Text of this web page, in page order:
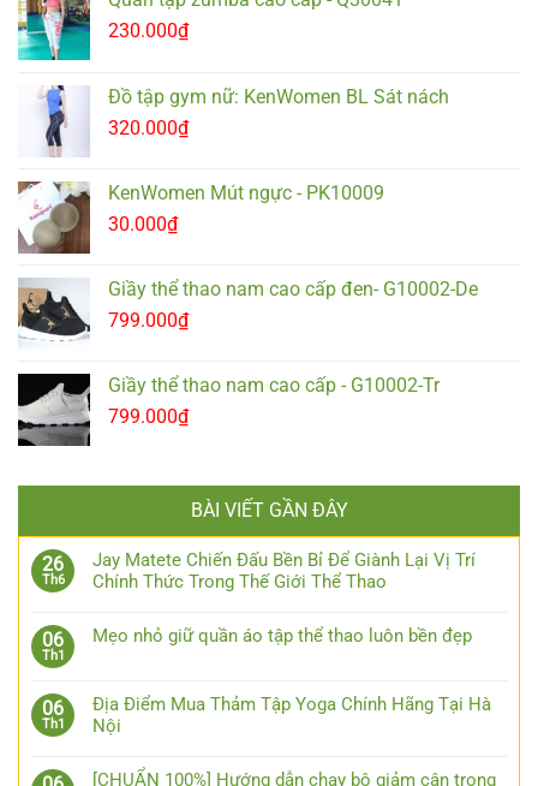
230.000₫
Đồ tập gym nữ: KenWomen BL Sát nách
320.000₫
KenWomen Mút ngực - PK10009
30.000₫
Giầy thể thao nam cao cấp đen- G10002-De
799.000₫
Giầy thể thao nam cao cấp - G10002-Tr
799.000₫
BÀI VIẾT GẦN ĐÂY
26
Th6
Jay Matete Chiến Đấu Bền Bỉ Để Giành Lại Vị Trí
Chính Thức Trong Thế Giới Thể Thao
06
Th1
Mẹo nhỏ giữ quần áo tập thể thao luôn bền đẹp
06
Th1
Địa Điểm Mua Thảm Tập Yoga Chính Hãng Tại Hà
Nội
[CHUẨN 100%] Hướng dẫn chạy bộ giảm cân trong